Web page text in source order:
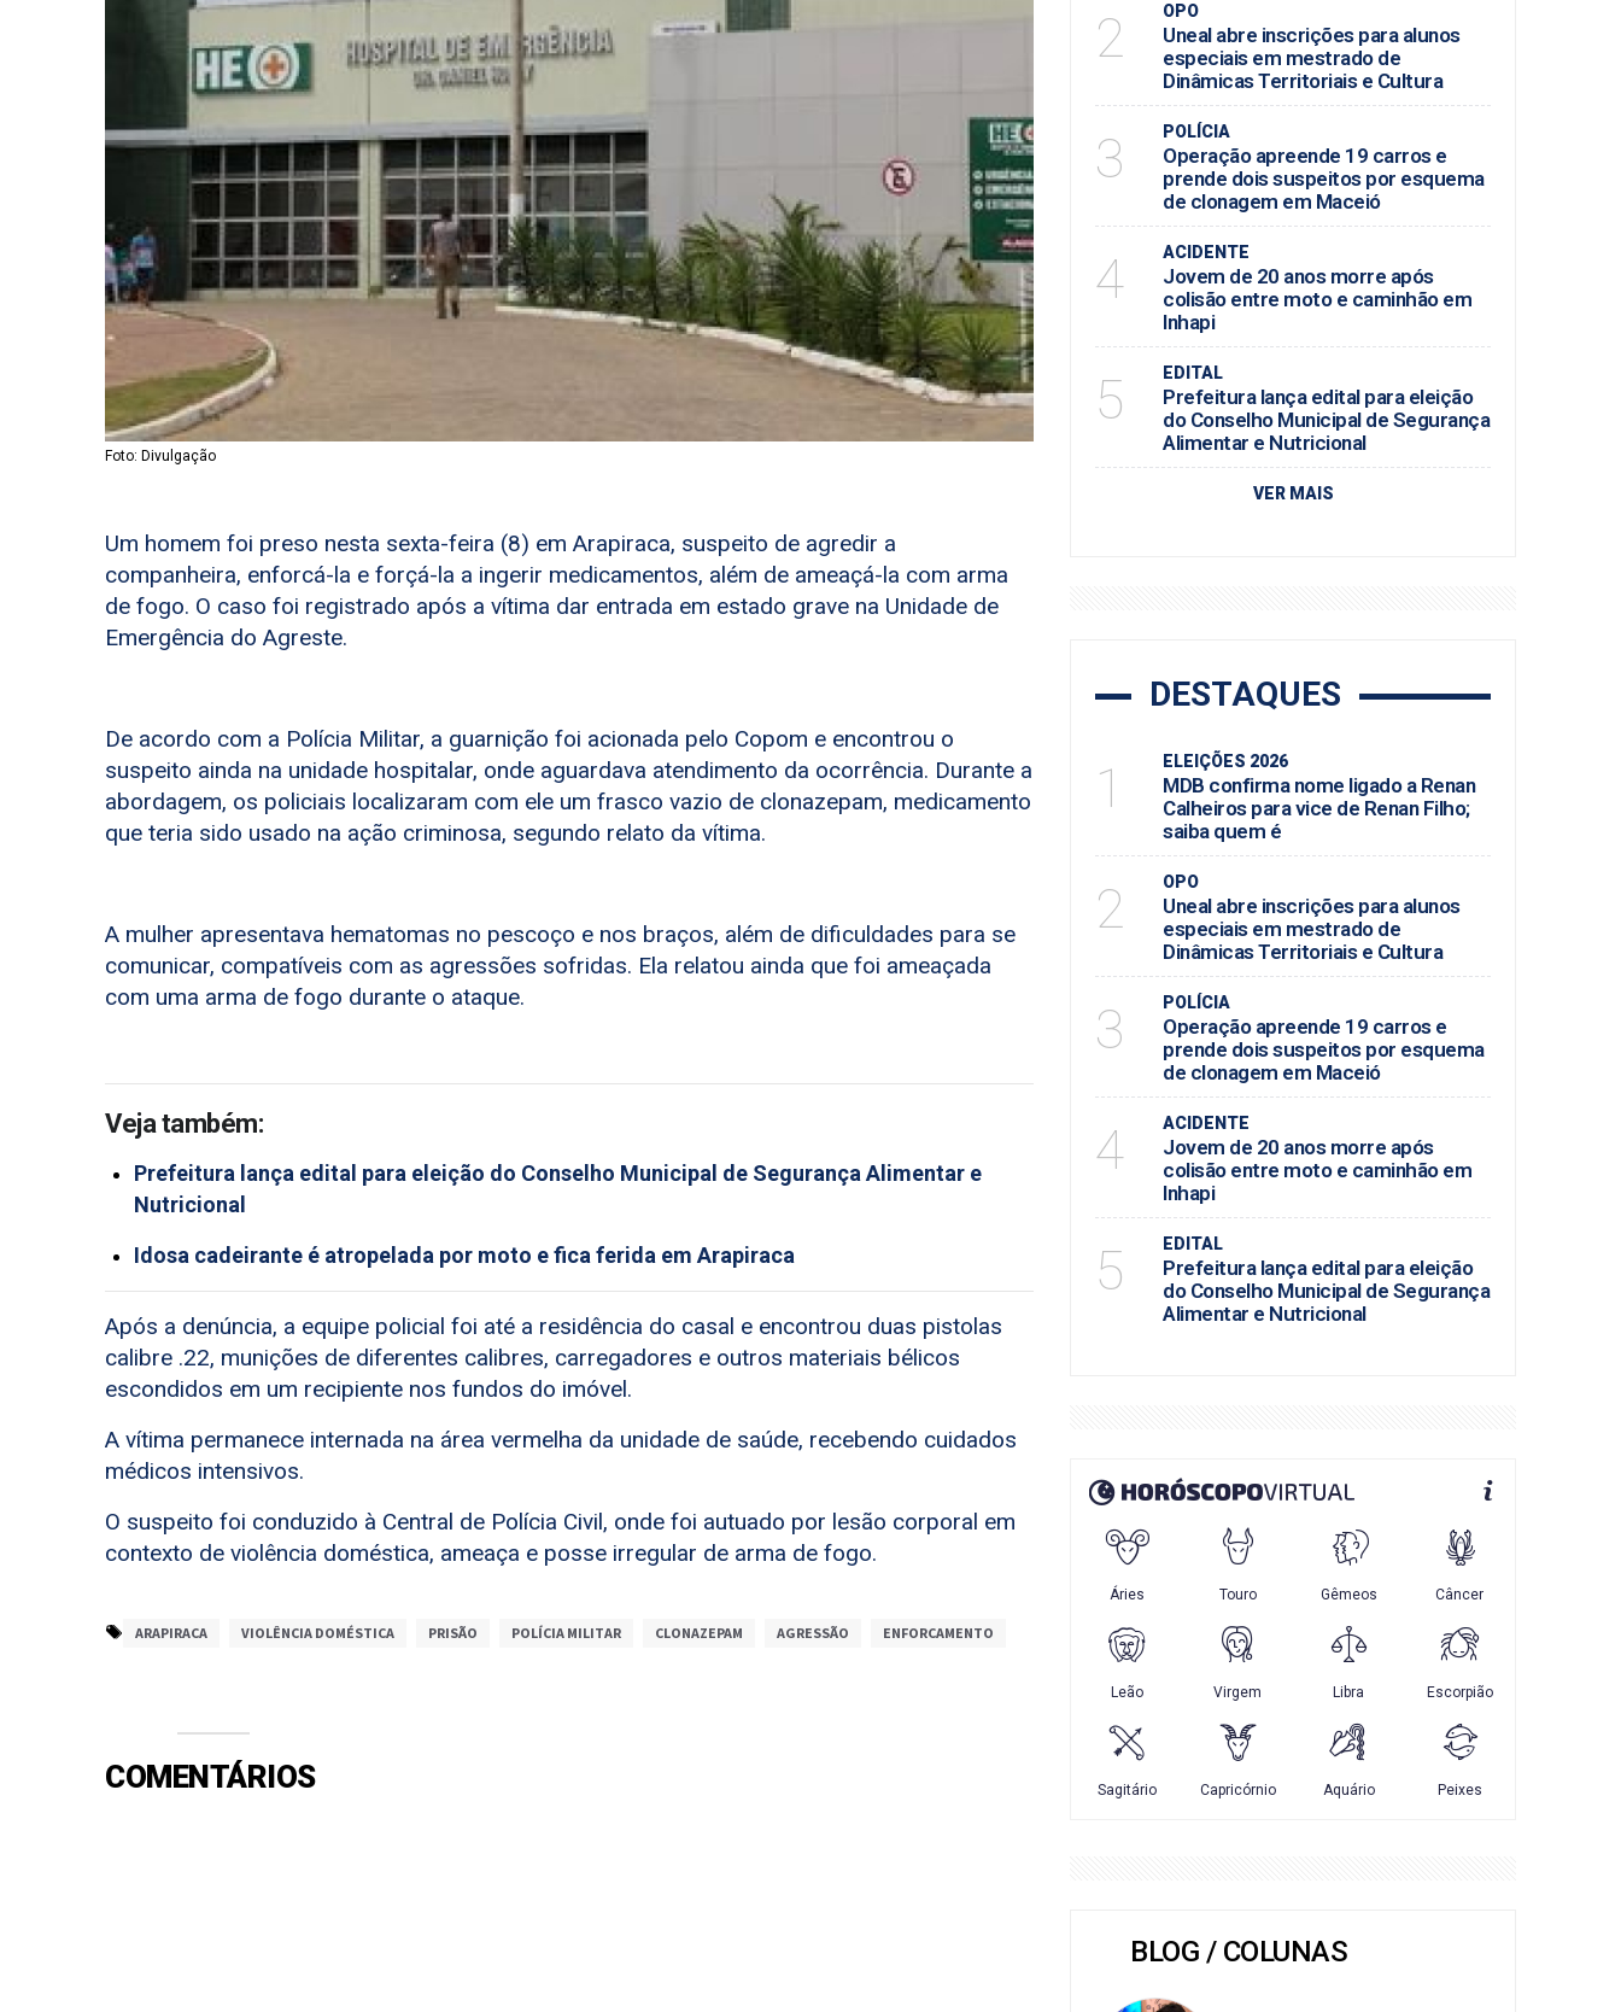
Foto: Divulgação
Um homem foi preso nesta sexta-feira (8) em Arapiraca, suspeito de agredir a
companheira, enforcá-la e forçá-la a ingerir medicamentos, além de ameaçá-la com arma
de fogo. O caso foi registrado após a vítima dar entrada em estado grave na Unidade de
Emergência do Agreste.
De acordo com a Polícia Militar, a guarnição foi acionada pelo Copom e encontrou o
suspeito ainda na unidade hospitalar, onde aguardava atendimento da ocorrência. Durante a
abordagem, os policiais localizaram com ele um frasco vazio de clonazepam, medicamento
que teria sido usado na ação criminosa, segundo relato da vítima.
A mulher apresentava hematomas no pescoço e nos braços, além de dificuldades para se
comunicar, compatíveis com as agressões sofridas. Ela relatou ainda que foi ameaçada
com uma arma de fogo durante o ataque.
Veja também:
Prefeitura lança edital para eleição do Conselho Municipal de Segurança Alimentar e
Nutricional
Idosa cadeirante é atropelada por moto e fica ferida em Arapiraca
Após a denúncia, a equipe policial foi até a residência do casal e encontrou duas pistolas
calibre .22, munições de diferentes calibres, carregadores e outros materiais bélicos
escondidos em um recipiente nos fundos do imóvel.
A vítima permanece internada na área vermelha da unidade de saúde, recebendo cuidados
médicos intensivos.
O suspeito foi conduzido à Central de Polícia Civil, onde foi autuado por lesão corporal em
contexto de violência doméstica, ameaça e posse irregular de arma de fogo.
ARAPIRACA VIOLÊNCIA DOMÉSTICA PRISÃO POLÍCIA MILITAR CLONAZEPAM AGRESSÃO ENFORCAMENTO
COMENTÁRIOS
2 OPO
Uneal abre inscrições para alunos
especiais em mestrado de
Dinâmicas Territoriais e Cultura
3 POLÍCIA
Operação apreende 19 carros e
prende dois suspeitos por esquema
de clonagem em Maceió
4 ACIDENTE
Jovem de 20 anos morre após
colisão entre moto e caminhão em
Inhapi
5 EDITAL
Prefeitura lança edital para eleição
do Conselho Municipal de Segurança
Alimentar e Nutricional
VER MAIS
DESTAQUES
1 ELEIÇÕES 2026
MDB confirma nome ligado a Renan
Calheiros para vice de Renan Filho;
saiba quem é
2 OPO
Uneal abre inscrições para alunos
especiais em mestrado de
Dinâmicas Territoriais e Cultura
3 POLÍCIA
Operação apreende 19 carros e
prende dois suspeitos por esquema
de clonagem em Maceió
4 ACIDENTE
Jovem de 20 anos morre após
colisão entre moto e caminhão em
Inhapi
5 EDITAL
Prefeitura lança edital para eleição
do Conselho Municipal de Segurança
Alimentar e Nutricional
BLOG / COLUNAS